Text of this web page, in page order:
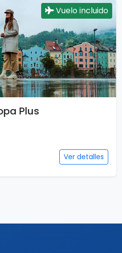
Vuelo incluido
Plus
Ver detalles